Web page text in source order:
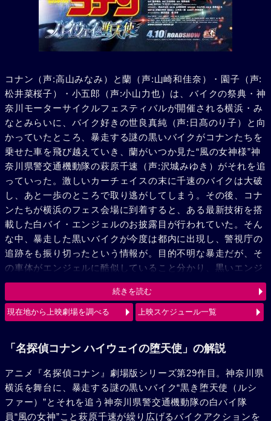
コナン（声:高山みなみ）と蘭（声:山崎和佳奈）・園子（声:
松井菜桜子）・小五郎（声:小山力也）は、バイクの祭典・神
奈川モーターサイクルフェスティバルが開催される横浜・み
なとみらいに、バイク好きの世良真純（声:日髙のり子）と向
かっていたところ、暴走する謎の黒いバイクがコナンたちを
乗せた車を飛び越えていき、蘭がいつか見た“風の女神様”神
奈川県警交通機動隊の萩原千速（声:沢城みゆき）がそれを追
っていった。激しいカーチェイスの末に千速のバイクは大破
し、あと一歩のところで取り逃がしてしまう。その後、コナ
ンたちが横浜のフェス会場に到着すると、ある最新技術を搭
載した白バイ・エンジェルのお披露目が行われていた。そん
な中、暴走した黒いバイクが今度は都内に出現し、警視庁の
追跡をも振り切ったという情報が。目的不明な暴走だが、そ
の車体がエンジェルに酷似していること分かり、黒いエンジ
ェル“ルシファー”と呼び、追跡を続ける。弟の萩原研二（声:
三木眞一郎）とその同期・松田陣平（声:神奈延年）との記憶
が脳裏によぎる千速。風の女神（エンジェル）VS 黒き堕天
続きを読む
現在地から上映劇場を調べる 上映スケジュール一覧
「名探偵コナン ハイウェイの堕天使」の解説
アニメ『名探偵コナン』劇場版シリーズ第29作目。神奈川県
横浜を舞台に、暴走する謎の黒いバイク“黒き堕天使（ルシ
ファー）”とそれを追う神奈川県警交通機動隊の白バイ隊
員“風の女神”こと萩原千速が繰り広げるバイクアクションを